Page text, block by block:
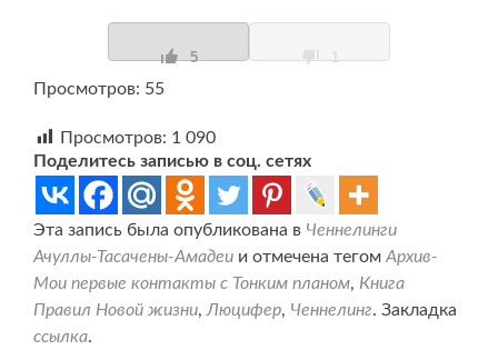
5
Просмотров: 55
Просмотров: 1 090
Поделитесь записью в соц. сетях
Эта запись была опубликована в Ченнелинги
Ачуллы-Тасачены-Амадеи и отмечена тегом Архив-
Мои первые контакты с Тонким планом, Книга
Правил Новой жизни, Люцифер, Ченнелинг. Закладка
ссылка.